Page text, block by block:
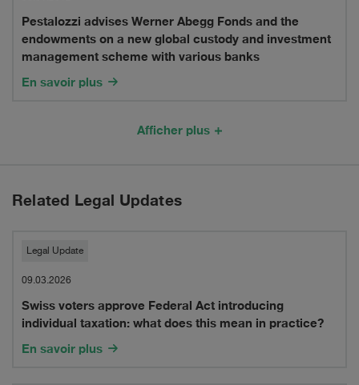
misappropriation
against
a
the
Swiss
criminal
proceedings
proceedings
criminal
matters
Werner
Abegg
Fonds
on
new
global
custody
and
Pestalozzi advises Werner Abegg Fonds and the
endowments on a new global custody and investment
management scheme with various banks
En savoir plus
Afficher plus
Related Legal Updates
Swiss
voters
approve
Federal
Legal Update
09.03.2026
Swiss voters approve Federal Act introducing
individual taxation: what does this mean in practice?
En savoir plus